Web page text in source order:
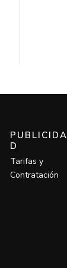
PUBLICIDA
D
Tarifas y
Contratación